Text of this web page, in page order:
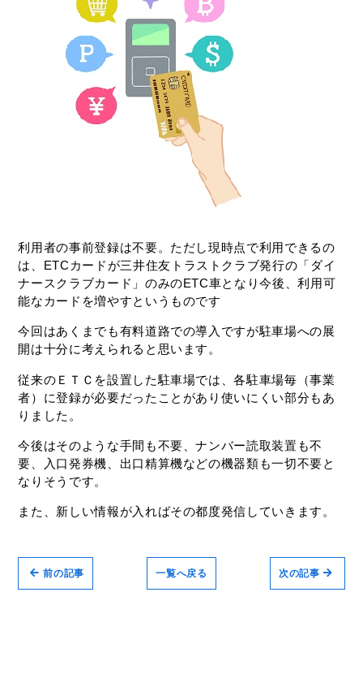
利用者の事前登録は不要。ただし現時点で利用できるの
は、 ETC カードが三井住友トラストクラブ発行の「ダイ
ナースクラブカード」のみのETC車となり今後、利用可
能なカードを増やすというものです
今回はあくまでも有料道路での導入ですが駐車場への展
開は十分に考えられると思います。
従来のＥＴＣを設置した駐車場では、各駐車場毎（事業
者）に登録が必要だったことがあり使いにくい部分もあ
りました。
今後はそのような手間も不要、ナンバー読取装置も不
要、入口発券機、出口精算機などの機器類も一切不要と
なりそうです。
また、新しい情報が入ればその都度発信していきます。
次の記事
一覧へ戻る
前の記事